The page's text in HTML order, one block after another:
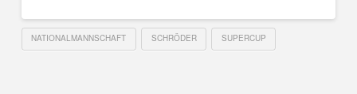
NATIONALMANNSCHAFT SCHRÖDER SUPERCUP